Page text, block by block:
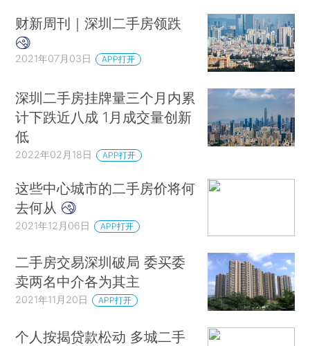
财新周刊｜深圳二手房领跌
2021年07月03日 APP打开
深圳二手房挂牌量三个月内累
计下跌近八成 1月成交量创新
低
2022年02月18日 APP打开
这些中心城市的二手房价将何
去何从
2021年12月06日 APP打开
二手房交易深圳破局 委买委
卖两名中介各为其主
2021年11月20日 APP打开
个人按揭贷款松动 多城二手